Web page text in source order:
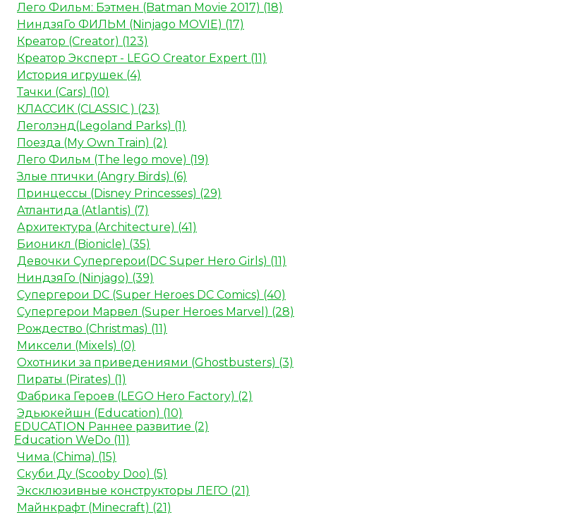
Лего Фильм: Бэтмен (Batman Movie 2017) (18)
НиндзяГо ФИЛЬМ (Ninjago MOVIE) (17)
Креатор (Creator) (123)
Креатор Эксперт - LEGO Creator Expert (11)
История игрушек (4)
Тачки (Cars) (10)
КЛАССИК (CLASSIC ) (23)
Леголэнд(Legoland Parks) (1)
Поезда (My Own Train) (2)
Лего Фильм (The lego move) (19)
Злые птички (Angry Birds) (6)
Принцессы (Disney Princesses) (29)
Атлантида (Atlantis) (7)
Архитектура (Architecture) (41)
Бионикл (Bionicle) (35)
Девочки Супергерои(DC Super Hero Girls) (11)
НиндзяГо (Ninjago) (39)
Супергерои DC (Super Heroes DC Comics) (40)
Супергерои Марвел (Super Heroes Marvel) (28)
Рождество (Christmas) (11)
Миксели (Mixels) (0)
Охотники за приведениями (Ghostbusters) (3)
Пираты (Pirates) (1)
Фабрика Героев (LEGO Hero Factory) (2)
Эдьюкейшн (Education) (10)
EDUCATION Раннее развитие (2)
Education WeDo (11)
Чима (Chima) (15)
Скуби Ду (Scooby Doo) (5)
Эксклюзивные конструкторы ЛЕГО (21)
Майнкрафт (Minecraft) (21)